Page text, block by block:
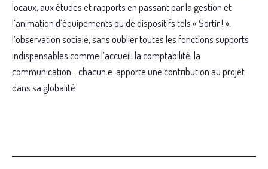
locaux, aux études et rapports en passant par la gestion et
l’animation d’équipements ou de dispositifs tels « Sortir ! »,
l’observation sociale, sans oublier toutes les fonctions supports
indispensables comme l’accueil, la comptabilité, la
communication… chacun.e apporte une contribution au projet
dans sa globalité.